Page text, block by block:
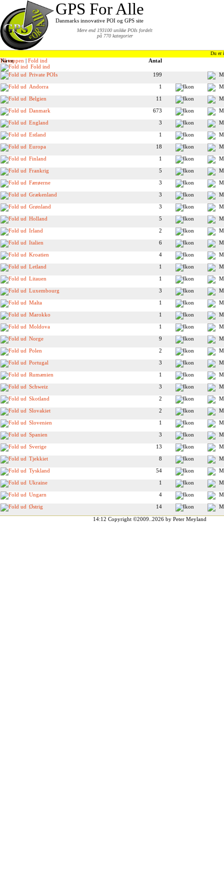
Mere end 193100 unikke POIs fordelt
på 770 kategorier
GPS For Alle
Danmarks innovative POI og GPS site
Du er
Til toppen | Fold ind
Navn
Antal
Fold ind
Private POIs
199
Andorra
1
Belgien
11
Danmark
673
England
3
Estland
1
Europa
18
Finland
1
Frankrig
5
Færøerne
3
Grækenland
3
Grønland
3
Holland
5
Irland
2
Italien
6
Kroatien
4
Letland
1
Litauen
1
Luxembourg
3
Malta
1
Marokko
1
Moldova
1
Norge
9
Polen
2
Portugal
3
Rumænien
1
Schweiz
3
Skotland
2
Slovakiet
2
Slovenien
1
Spanien
3
Sverige
13
Tjekkiet
8
Tyskland
54
Ukraine
1
Ungarn
4
Østrig
14
14:12Copyright ©2009..2026 by Peter Meyland